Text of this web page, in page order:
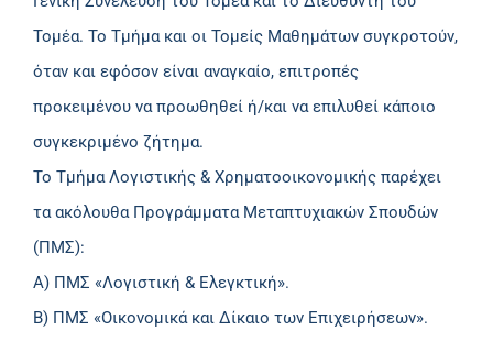
Τομέα. Το Τμήμα και οι Τομείς Μαθημάτων συγκροτούν,
όταν και εφόσον είναι αναγκαίο, επιτροπές
προκειμένου να προωθηθεί ή/και να επιλυθεί κάποιο
συγκεκριμένο ζήτημα.
Το Τμήμα Λογιστικής & Χρηματοοικονομικής παρέχει
τα ακόλουθα Προγράμματα Μεταπτυχιακών Σπουδών
(ΠΜΣ):
Α) ΠΜΣ «Λογιστική & Ελεγκτική».
Β) ΠΜΣ «Οικονομικά και Δίκαιο των Επιχειρήσεων».